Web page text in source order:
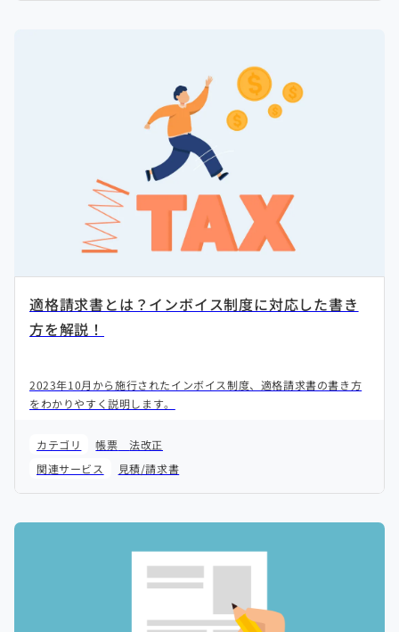
適格請求書とは？インボイス制度に対応した書き
方を解説！
2023年10月から施行されたインボイス制度、適格請求書の書き方
をわかりやすく説明します。
カテゴリ 帳票
法改正
関連サービス
見積/請求書